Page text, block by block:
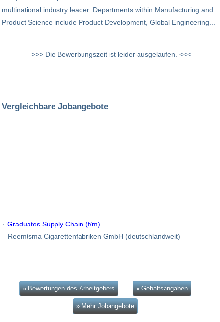
multinational industry leader. Departments within Manufacturing and
Product Science include Product Development, Global Engineering...
>>> Die Bewerbungszeit ist leider ausgelaufen. <<<
Vergleichbare Jobangebote
Graduates Supply Chain (f/m)
Reemtsma Cigarettenfabriken GmbH (deutschlandweit)
» Bewertungen des Arbeitgebers » Gehaltsangaben
» Mehr Jobangebote